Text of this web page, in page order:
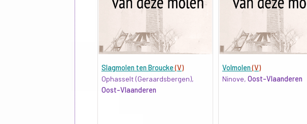
Slagmolen ten Broucke(V)
Ophasselt (Geraardsbergen),
Oost-Vlaanderen
Volmolen(V)
Ninove, Oost-Vlaanderen